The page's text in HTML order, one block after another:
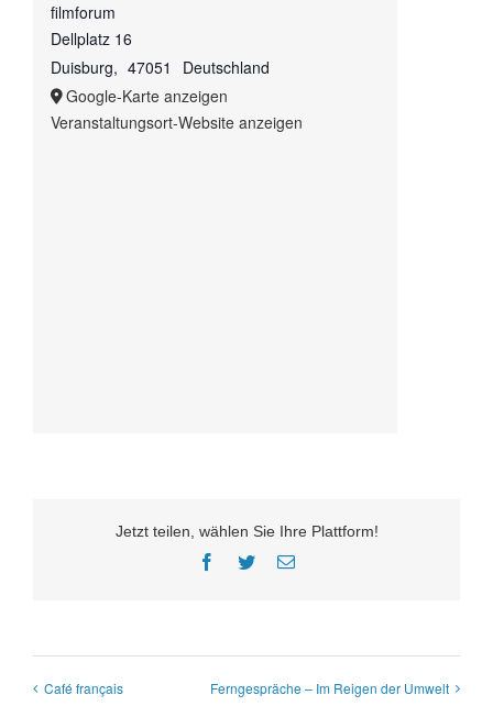
filmforum
Dellplatz 16
Duisburg, 47051
Deutschland
Google-Karte anzeigen
Veranstaltungsort-Website anzeigen
Jetzt teilen, wählen Sie Ihre Plattform!
Facebook
TwitterE-
Café français Ferngespräche – Im Reigen der Umwelt